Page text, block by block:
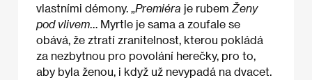
vlastními démony. „Premiéra je rubem Ženy
pod vlivem… Myrtle je sama a zoufale se
obává, že ztratí zranitelnost, kterou pokládá
za nezbytnou pro povolání herečky, pro to,
aby byla ženou, i když už nevypadá na dvacet.